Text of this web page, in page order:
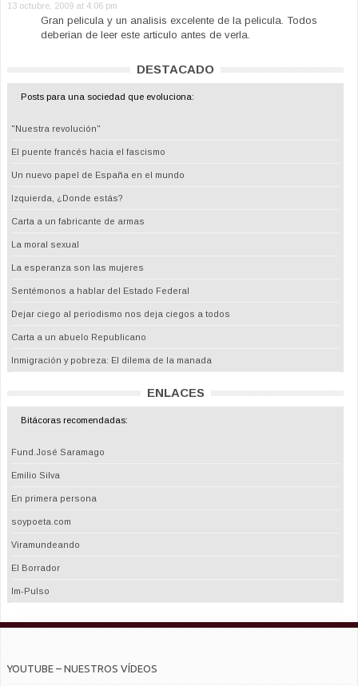
13 octubre, 2009 at 4:06 pm
Gran pelicula y un analisis excelente de la pelicula. Todos
deberian de leer este articulo antes de verla.
DESTACADO
Posts para una sociedad que evoluciona:
"Nuestra revolución"
El puente francés hacia el fascismo
Un nuevo papel de España en el mundo
Izquierda, ¿Donde estás?
Carta a un fabricante de armas
La moral sexual
La esperanza son las mujeres
Sentémonos a hablar del Estado Federal
Dejar ciego al periodismo nos deja ciegos a todos
Carta a un abuelo Republicano
Inmigración y pobreza: El dilema de la manada
ENLACES
Bitácoras recomendadas:
Fund.José Saramago
Emilio Silva
En primera persona
soypoeta.com
Viramundeando
El Borrador
Im-Pulso
YOUTUBE – NUESTROS VÍDEOS